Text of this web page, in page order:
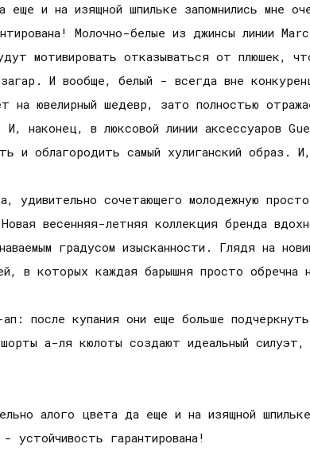
и на изящной шпильке запомнились мне
Молочно-белые из джинсы линии
мотивировать отказываться от плюшек,
И вообще, белый - всегда вне
на ювелирный шедевр, зато полностью
наконец, в люксовой линии аксессуаров
и облагородить самый хулиганский
удивительно сочетающего молодежную
весенняя-летняя коллекция бренда
градусом изысканности. Глядя на
в которых каждая барышня просто обречна
после купания они еще больше
а-ля кюлоты создают идеальный силуэт,
алого цвета да еще и на изящной
устойчивость гарантирована!